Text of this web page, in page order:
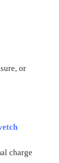
or
charge